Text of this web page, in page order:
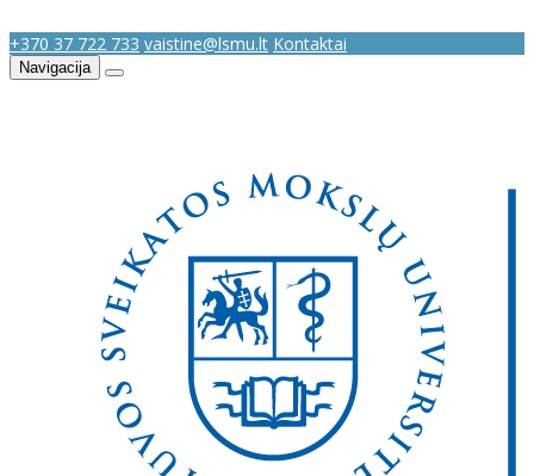
+370 37 722 733 vaistine@lsmu.lt Kontaktai
Navigacija